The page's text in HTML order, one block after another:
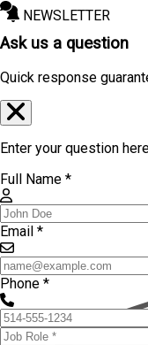
NEWSLETTER
Ask us a question
Quick response
Enter your question
Full Name *
Email *
Phone *